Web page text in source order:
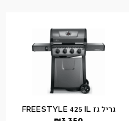
גריל גז FREESTYLE 425 IL